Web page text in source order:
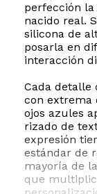
perfección
nacido real.
silicona de
posarla en
interacción
Cada detalle
con extrema
ojos azules
rizado de
expresión
estándar de
mayoría de
que